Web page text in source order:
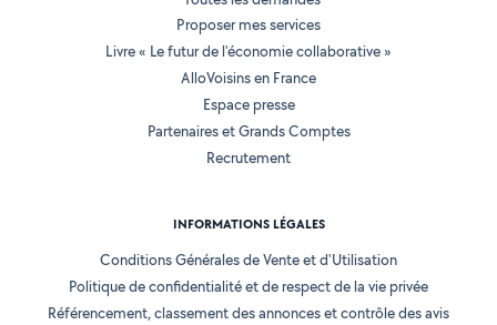
Proposer mes services
Livre « Le futur de l'économie collaborative »
AlloVoisins en France
Espace presse
Partenaires et Grands Comptes
Recrutement
INFORMATIONS LÉGALES
Conditions Générales de Vente et d'Utilisation
Politique de confidentialité et de respect de la vie privée
Référencement, classement des annonces et contrôle des avis